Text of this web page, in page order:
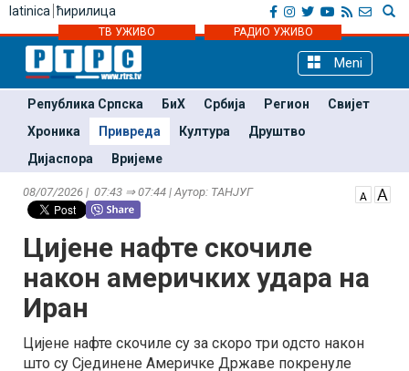
latinica ћирилица
ТВ УЖИВО РАДИО УЖИВО
Meni
Република Српска БиХ Србија Регион
Свијет
Хроника
Привреда Култура
Друштво
Дијаспора
Вријеме
08/07/2026 | 07:43 ⇒ 07:44 | Аутор: ТАНЈУГ
Цијене нафте скочиле
након америчких удара на
Иран
Цијене нафте скочиле су за скоро три одсто након
што су Сјединене Америчке Државе покренуле